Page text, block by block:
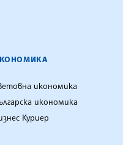
икономика
икономика
Куриер